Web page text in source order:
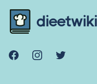
dieetwiki
FacebookInstagramTwitter